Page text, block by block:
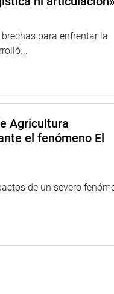
para enfrentar la
Agricultura
el fenómeno El
de un severo